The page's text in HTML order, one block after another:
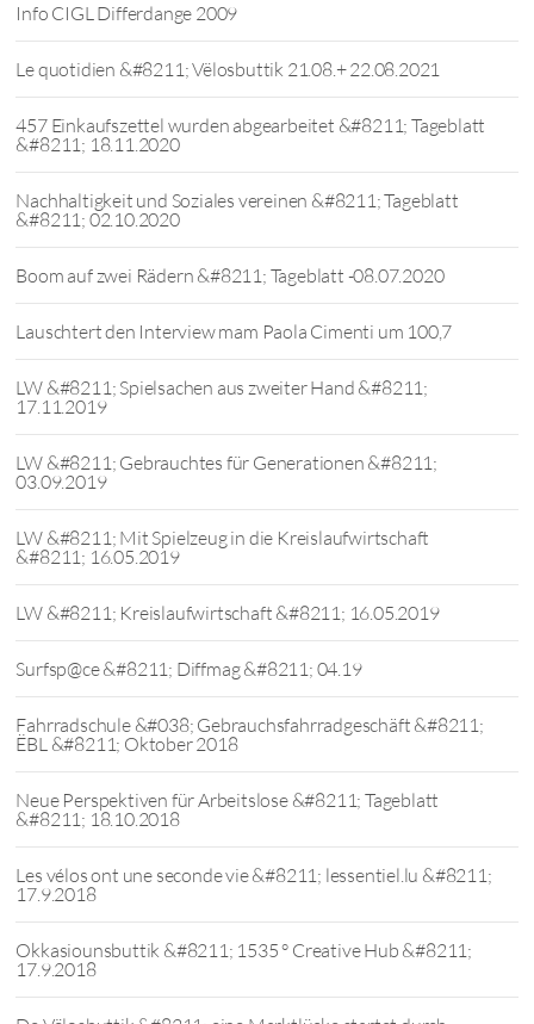
Info CIGL Differdange 2009
Le quotidien &#8211; Vëlosbuttik 21.08.+ 22.08.2021
457 Einkaufszettel wurden abgearbeitet &#8211; Tageblatt
&#8211; 18.11.2020
Nachhaltigkeit und Soziales vereinen &#8211; Tageblatt
&#8211; 02.10.2020
Boom auf zwei Rädern &#8211; Tageblatt -08.07.2020
Lauschtert den Interview mam Paola Cimenti um 100,7
LW &#8211; Spielsachen aus zweiter Hand &#8211;
17.11.2019
LW &#8211; Gebrauchtes für Generationen &#8211;
03.09.2019
LW &#8211; Mit Spielzeug in die Kreislaufwirtschaft
&#8211; 16.05.2019
LW &#8211; Kreislaufwirtschaft &#8211; 16.05.2019
Surfsp@ce &#8211; Diffmag &#8211; 04.19
Fahrradschule &#038; Gebrauchsfahrradgeschäft &#8211;
ËBL &#8211; Oktober 2018
Neue Perspektiven für Arbeitslose &#8211; Tageblatt
&#8211; 18.10.2018
Les vélos ont une seconde vie &#8211; lessentiel.lu &#8211;
17.9.2018
Okkasiounsbuttik &#8211; 1535 ° Creative Hub &#8211;
17.9.2018